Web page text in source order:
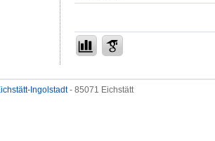
Ingolstadt- 85071 Eichstätt